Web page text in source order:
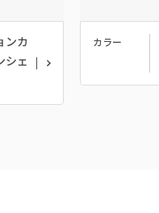
ンカ
シェ
カラー